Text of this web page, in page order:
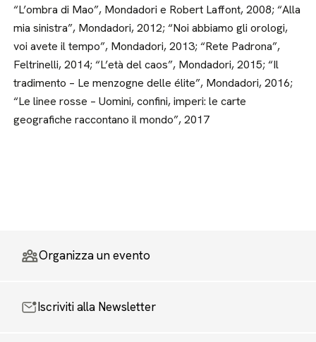
“L’ombra di Mao”, Mondadori e Robert Laffont, 2008; “Alla
mia sinistra”, Mondadori, 2012; “Noi abbiamo gli orologi,
voi avete il tempo”, Mondadori, 2013; “Rete Padrona”,
Feltrinelli, 2014; “L’età del caos”, Mondadori, 2015; “Il
tradimento – Le menzogne delle élite”, Mondadori, 2016;
“Le linee rosse – Uomini, confini, imperi: le carte
geografiche raccontano il mondo”, 2017
Organizza un evento
Iscriviti alla Newsletter